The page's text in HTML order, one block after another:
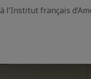
à l’Institut français